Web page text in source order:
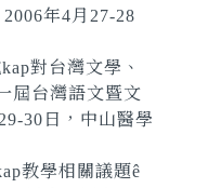
年4月27-28
對台灣文學、
屆台灣語文暨文
30日，中山醫學
教學相關議題ê